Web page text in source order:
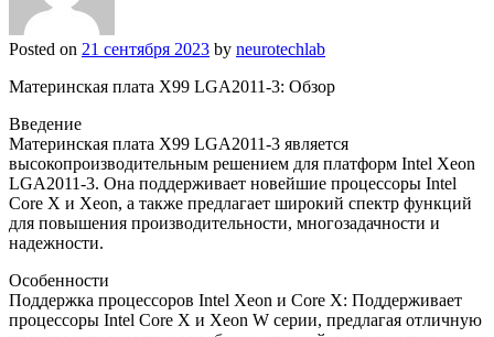
Posted on 21 сентября 2023 by neurotechlab
Материнская плата X99 LGA2011-3: Обзор
Введение
Материнская плата X99 LGA2011-3 является
высокопроизводительным решением для платформ Intel Xeon
LGA2011-3. Она поддерживает новейшие процессоры Intel
Core X и Xeon, а также предлагает широкий спектр функций
для повышения производительности, многозадачности и
надежности.
Особенности
Поддержка процессоров Intel Xeon и Core X: Поддерживает
процессоры Intel Core X и Xeon W серии, предлагая отличную